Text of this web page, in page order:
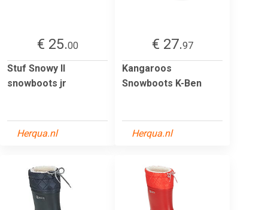
€ 25.00
Stuf Snowy II
snowboots jr
Herqua.nl
€ 27.97
Kangaroos
Snowboots K-Ben
Herqua.nl